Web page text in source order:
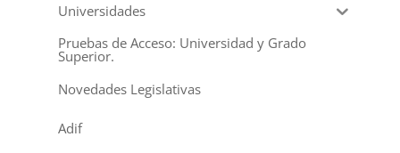
Universidades
Pruebas de Acceso: Universidad y Grado
Superior.
Novedades Legislativas
Adif